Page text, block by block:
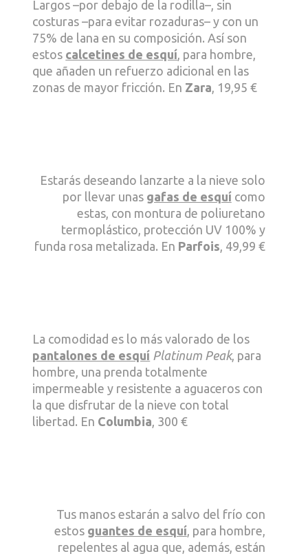
Largos –por debajo de la rodilla–, sin
costuras –para evitar rozaduras– y con un
75% de lana en su composición. Así son
estos calcetines de esquí, para hombre,
que añaden un refuerzo adicional en las
zonas de mayor fricción. En Zara, 19,95 €
Estarás deseando lanzarte a la nieve solo
por llevar unas gafas de esquícomo
estas, con montura de poliuretano
termoplástico, protección UV 100% y
funda rosa metalizada. En Parfois, 49,99 €
La comodidad es lo más valorado de los
pantalones de esquí Platinum Peak, para
hombre, una prenda totalmente
impermeable y resistente a aguaceros con
la que disfrutar de la nieve con total
libertad. En Columbia, 300 €
Tus manos estarán a salvo del frío con
estos guantes de esquí, para hombre,
repelentes al agua que, además, están